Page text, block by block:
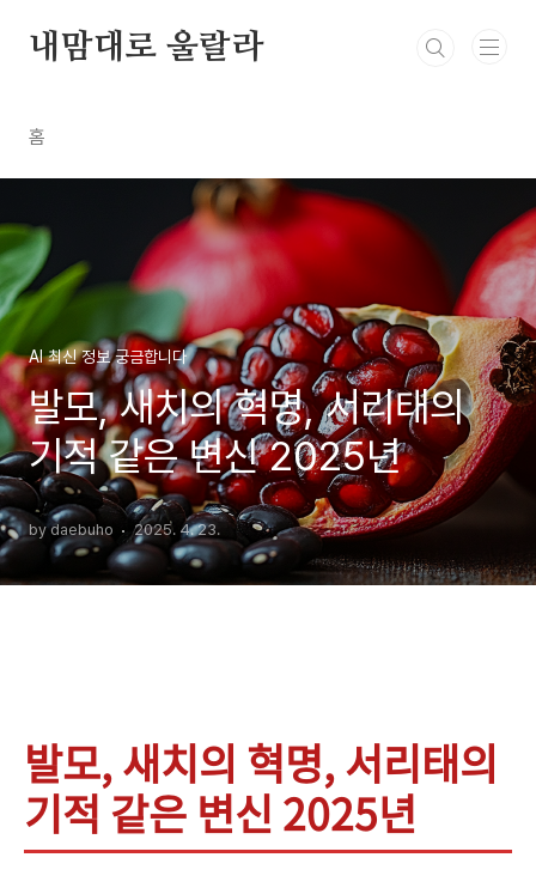
내맘대로 울랄라
홈
AI 최신 정보 궁금합니다
발모, 새치의 혁명, 서리태의
기적 같은 변신 2025년
by daebuho 2025. 4. 23.
발모, 새치의 혁명, 서리태의
기적 같은 변신 2025년